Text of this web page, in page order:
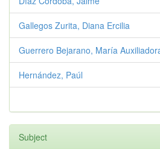
Gallegos Zurita, Diana Ercilia
Guerrero Bejarano, María
Hernández, Paúl
Subject